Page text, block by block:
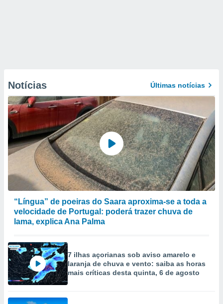
Notícias Últimas notícias
“Língua” de poeiras do Saara aproxima-se a toda a
velocidade de Portugal: poderá trazer chuva de
lama, explica Ana Palma
7 ilhas açorianas sob aviso amarelo e
laranja de chuva e vento: saiba as horas
mais críticas desta quinta, 6 de agosto